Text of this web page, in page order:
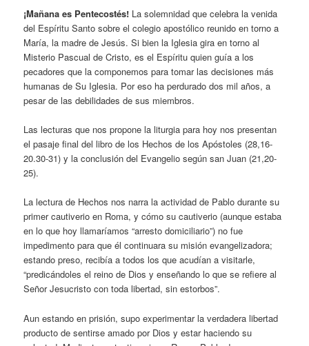
¡Mañana es Pentecostés! La solemnidad que celebra la venida
del Espíritu Santo sobre el colegio apostólico reunido en torno a
María, la madre de Jesús. Si bien la Iglesia gira en torno al
Misterio Pascual de Cristo, es el Espíritu quien guía a los
pecadores que la componemos para tomar las decisiones más
humanas de Su Iglesia. Por eso ha perdurado dos mil años, a
pesar de las debilidades de sus miembros.
Las lecturas que nos propone la liturgia para hoy nos presentan
el pasaje final del libro de los Hechos de los Apóstoles (28,16-
20.30-31) y la conclusión del Evangelio según san Juan (21,20-
25).
La lectura de Hechos nos narra la actividad de Pablo durante su
primer cautiverio en Roma, y cómo su cautiverio (aunque estaba
en lo que hoy llamaríamos “arresto domiciliario”) no fue
impedimento para que él continuara su misión evangelizadora;
estando preso, recibía a todos los que acudían a visitarle,
“predicándoles el reino de Dios y enseñando lo que se refiere al
Señor Jesucristo con toda libertad, sin estorbos”.
Aun estando en prisión, supo experimentar la verdadera libertad
producto de sentirse amado por Dios y estar haciendo su